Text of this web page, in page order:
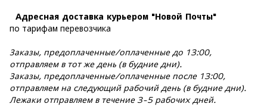
Адресная доставка курьером "Новой Почты"
по тарифам перевозчика
Заказы, предоплаченные/оплаченные до 13:00,
отправляем в тот же день (в будние дни).
Заказы, предоплаченные/оплаченные после 13:00,
отправляем на следующий рабочий день (в будние дни).
Лежаки отправляем в течение 3-5 рабочих дней.